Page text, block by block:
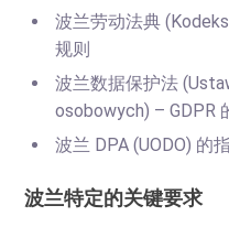
波兰劳动法典
规则
波兰数据保护法
osobowych) – GDPR
波兰 DPA (UODO) 的
波兰特定的关键要求